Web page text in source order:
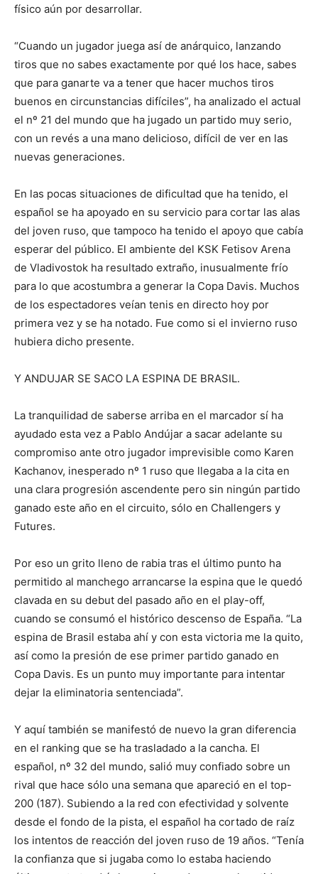
físico aún por desarrollar.
“Cuando un jugador juega así de anárquico, lanzando
tiros que no sabes exactamente por qué los hace, sabes
que para ganarte va a tener que hacer muchos tiros
buenos en circunstancias difíciles”, ha analizado el actual
el nº 21 del mundo que ha jugado un partido muy serio,
con un revés a una mano delicioso, difícil de ver en las
nuevas generaciones.
En las pocas situaciones de dificultad que ha tenido, el
español se ha apoyado en su servicio para cortar las alas
del joven ruso, que tampoco ha tenido el apoyo que cabía
esperar del público. El ambiente del KSK Fetisov Arena
de Vladivostok ha resultado extraño, inusualmente frío
para lo que acostumbra a generar la Copa Davis. Muchos
de los espectadores veían tenis en directo hoy por
primera vez y se ha notado. Fue como si el invierno ruso
hubiera dicho presente.
Y ANDUJAR SE SACO LA ESPINA DE BRASIL.
La tranquilidad de saberse arriba en el marcador sí ha
ayudado esta vez a Pablo Andújar a sacar adelante su
compromiso ante otro jugador imprevisible como Karen
Kachanov, inesperado nº 1 ruso que llegaba a la cita en
una clara progresión ascendente pero sin ningún partido
ganado este año en el circuito, sólo en Challengers y
Futures.
Por eso un grito lleno de rabia tras el último punto ha
permitido al manchego arrancarse la espina que le quedó
clavada en su debut del pasado año en el play-off,
cuando se consumó el histórico descenso de España. “La
espina de Brasil estaba ahí y con esta victoria me la quito,
así como la presión de ese primer partido ganado en
Copa Davis. Es un punto muy importante para intentar
dejar la eliminatoria sentenciada”.
Y aquí también se manifestó de nuevo la gran diferencia
en el ranking que se ha trasladado a la cancha. El
español, nº 32 del mundo, salió muy confiado sobre un
rival que hace sólo una semana que apareció en el top-
200 (187). Subiendo a la red con efectividad y solvente
desde el fondo de la pista, el español ha cortado de raíz
los intentos de reacción del joven ruso de 19 años. “Tenía
la confianza que si jugaba como lo estaba haciendo